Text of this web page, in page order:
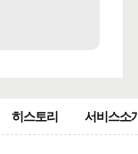
히스토리 서비스소